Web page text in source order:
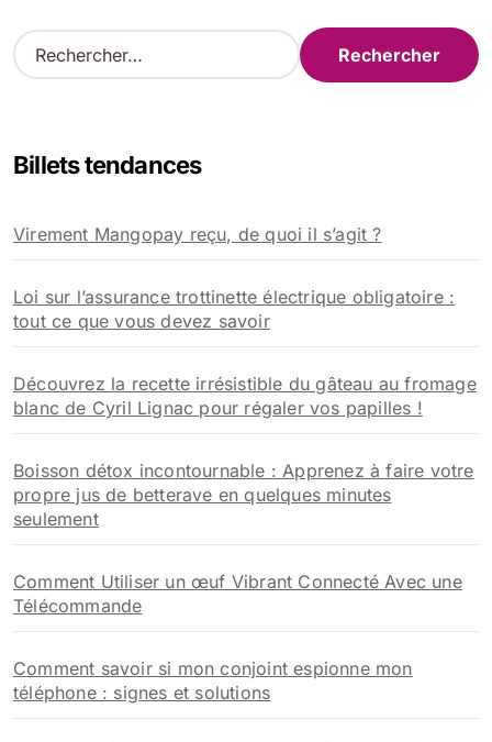
R
e
r
e
r
:
Billets tendances
Virement Mangopay reçu, de quoi il s’agit ?
Loi sur l’assurance trottinette électrique obligatoire :
tout ce que vous devez savoir
Découvrez la recette irrésistible du gâteau au fromage
blanc de Cyril Lignac pour régaler vos papilles !
Boisson détox incontournable : Apprenez à faire votre
propre jus de betterave en quelques minutes
seulement
Comment Utiliser un œuf Vibrant Connecté Avec une
Télécommande
Comment savoir si mon conjoint espionne mon
téléphone : signes et solutions